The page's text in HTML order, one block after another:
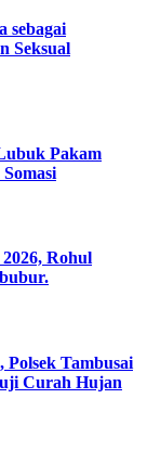
sebagai
Seksual
Pakam
Rohul
Polsek Tambusai
Curah Hujan